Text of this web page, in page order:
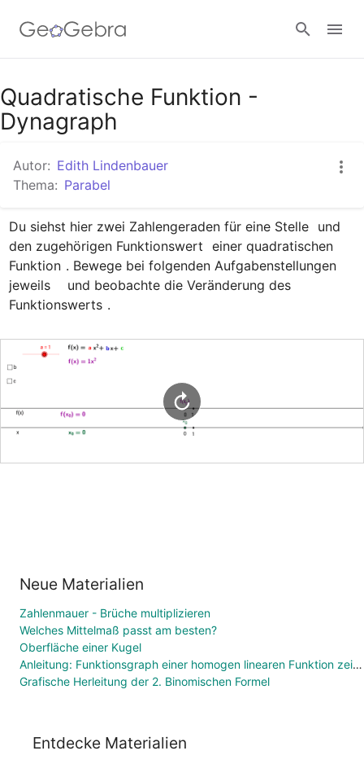
Google Classroom
Quadratische Funktion -
Dynagraph
Autor: Edith Lindenbauer
Thema: Parabel
Du siehst hier zwei Zahlengeraden für eine Stelle und
den zugehörigen Funktionswert einer quadratischen
Funktion . Bewege bei folgenden Aufgabenstellungen
jeweils
  und beobachte die Veränderung des
Funktionswerts .
Neue Materialien
Zahlenmauer - Brüche multiplizieren
Welches Mittelmaß passt am besten?
Oberfläche einer Kugel
Anleitung: Funktionsgraph einer homogen linearen Funktion zeichnen
Grafische Herleitung der 2. Binomischen Formel
Entdecke Materialien